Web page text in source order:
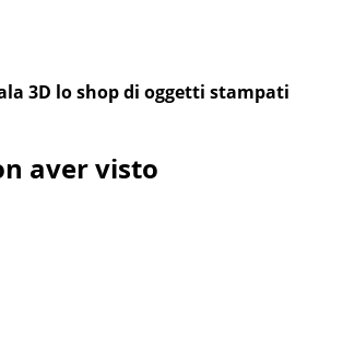
3D lo shop di oggetti stampati
aver visto